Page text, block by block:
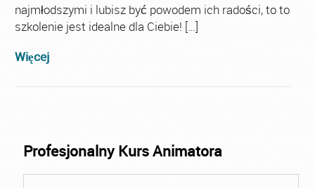
najmłodszymi i lubisz być powodem ich radości, to to
szkolenie jest idealne dla Ciebie! […]
Więcej
Profesjonalny Kurs Animatora